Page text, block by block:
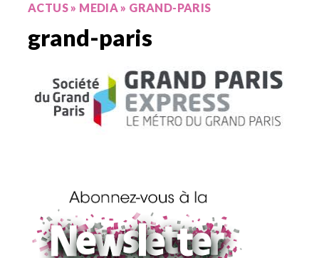
ACTUS» MEDIA» GRAND-PARIS
grand-paris